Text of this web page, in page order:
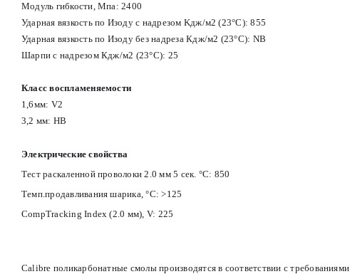
Модуль гибкости, Мпа: 2400
Ударная вязкость по Изоду с надрезом Kдж/м2 (23°С): 855
Ударная вязкость по Изоду без надреза Кдж/м2 (23°С): NB
Шарпи с надрезом Кдж/м2 (23°С): 25
Класс воспламеняемости
1,6мм: V2
3,2 мм: HB
Электрические свойства
Тест раскаленной проволоки 2.0 мм 5 сек. °С: 850
Темп.продавливания шарика, °С: >125
CompTracking Index (2.0 мм), V: 225
Calibre поликарбонатные смолы производятся в соответствии с требованиями